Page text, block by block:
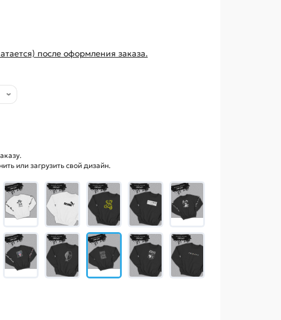
после оформления заказа.
или загрузить свой дизайн.